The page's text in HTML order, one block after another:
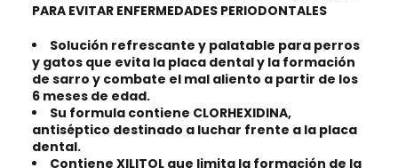
PARA EVITAR ENFERMEDADES PERIODONTALES
Solución refrescante y palatable para perros
y gatos que evita la placa dental y la formación
de sarro y combate el mal aliento a partir de los
6 meses de edad.
Su formula contiene CLORHEXIDINA,
antiséptico destinado a luchar frente a la placa
dental.
Contiene XILITOL que limita la formación de la